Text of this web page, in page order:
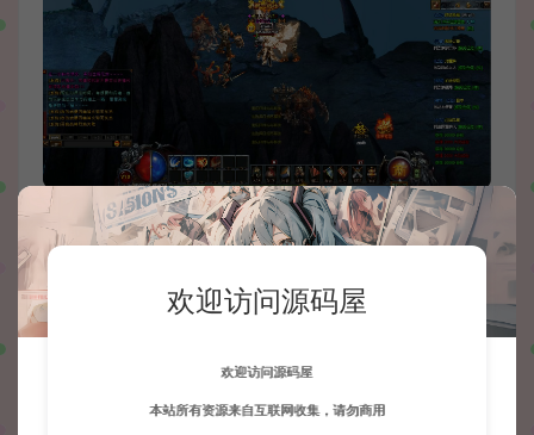
欢迎访问源码屋
欢迎访问源码屋
本站所有资源来自互联网收集，请勿商用